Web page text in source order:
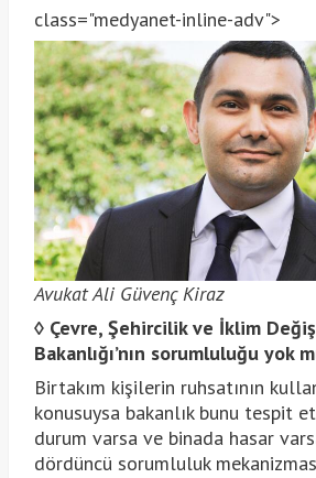
class="medyanet-inline-adv">
Avukat Ali Güvenç Kiraz
◊ Çevre, Şehircilik ve İklim
Bakanlığı’nın sorumluluğu yok
Birtakım kişilerin ruhsatının
konusuysa bakanlık bunu tespit
durum varsa ve binada hasar
dördüncü sorumluluk